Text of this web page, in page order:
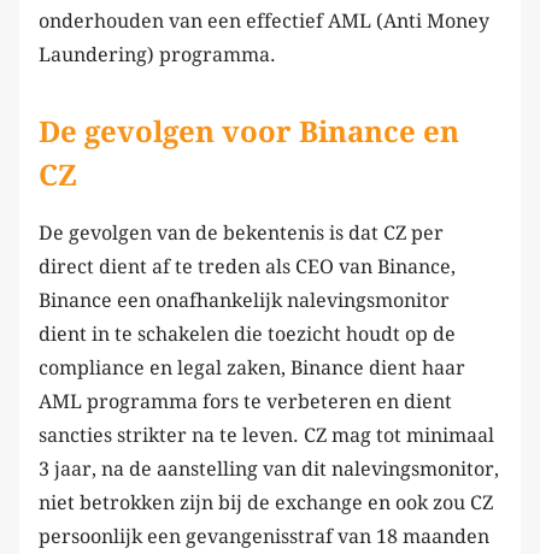
onderhouden van een effectief AML (Anti Money
Laundering) programma.
De gevolgen voor Binance en
CZ
De gevolgen van de bekentenis is dat CZ per
direct dient af te treden als CEO van Binance,
Binance een onafhankelijk nalevingsmonitor
dient in te schakelen die toezicht houdt op de
compliance en legal zaken, Binance dient haar
AML programma fors te verbeteren en dient
sancties strikter na te leven. CZ mag tot minimaal
3 jaar, na de aanstelling van dit nalevingsmonitor,
niet betrokken zijn bij de exchange en ook zou CZ
persoonlijk een gevangenisstraf van 18 maanden